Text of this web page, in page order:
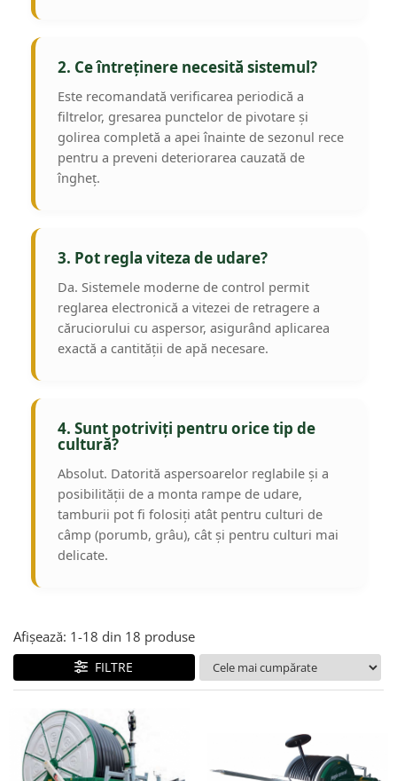
2. Ce întreținere necesită sistemul?
Este recomandată verificarea periodică a
filtrelor, gresarea punctelor de pivotare și
golirea completă a apei înainte de sezonul rece
pentru a preveni deteriorarea cauzată de
îngheț.
3. Pot regla viteza de udare?
Da. Sistemele moderne de control permit
reglarea electronică a vitezei de retragere a
căruciorului cu aspersor, asigurând aplicarea
exactă a cantității de apă necesare.
4. Sunt potriviți pentru orice tip de
cultură?
Absolut. Datorită aspersoarelor reglabile și a
posibilității de a monta rampe de udare,
tamburii pot fi folosiți atât pentru culturi de
câmp (porumb, grâu), cât și pentru culturi mai
delicate.
Afișează: 1-18 din 18 produse
FILTRE